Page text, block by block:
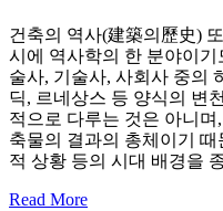
건축의 역사(建築의歷史)
시에 역사학의 한 분야이기
술사, 기술사, 사회사 중의
딕, 르네상스 등 양식의 변
적으로 다루는 것은 아니
축물의 결과의 총체이기
적 상황 등의 시대 배경을
Read More